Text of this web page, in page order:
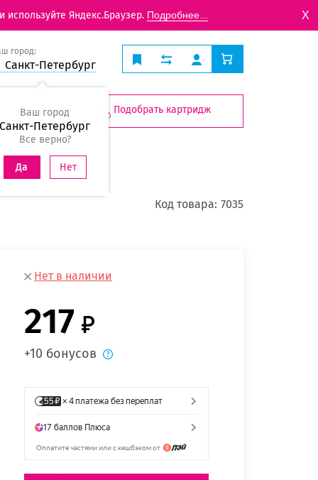
Яндекс.Браузер. Подробнее... X
город:
Санкт-Петербург
Ваш город
Санкт-Петербург
Все верно?
Да Нет
Подобрать картридж
Код товара: 7035
Нет в наличии
217
+10 бонусов